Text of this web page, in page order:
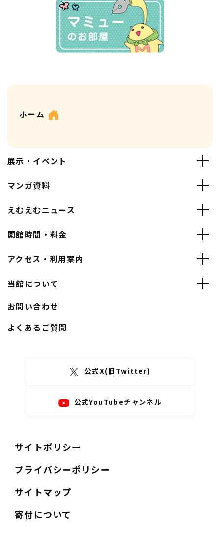
ホーム
展示・イベント
マンガ資料
えむえむニュース
開館時間・料金
アクセス・利用案内
当館について
お問い合わせ
よくあるご質問
公式X(旧Twitter)
公式YouTubeチャンネル
サイトポリシー
プライバシーポリシー
サイトマップ
寄付について